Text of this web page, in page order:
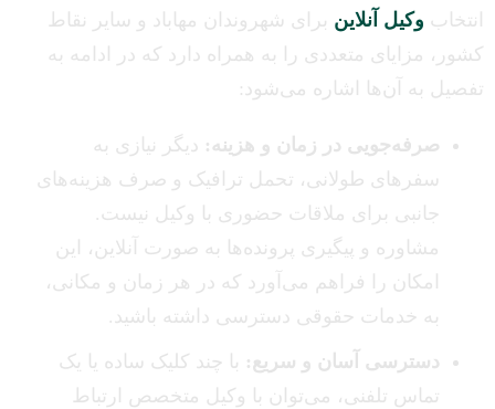
انتخاب وکیل آنلاین برای شهروندان مهاباد و سایر نقاط
کشور، مزایای متعددی را به همراه دارد که در ادامه به
تفصیل به آن‌ها اشاره می‌شود:
صرفه‌جویی در زمان و هزینه: دیگر نیازی به
سفرهای طولانی، تحمل ترافیک و صرف هزینه‌های
جانبی برای ملاقات حضوری با وکیل نیست.
مشاوره و پیگیری پرونده‌ها به صورت آنلاین، این
امکان را فراهم می‌آورد که در هر زمان و مکانی،
به خدمات حقوقی دسترسی داشته باشید.
دسترسی آسان و سریع: با چند کلیک ساده یا یک
تماس تلفنی، می‌توان با وکیل متخصص ارتباط